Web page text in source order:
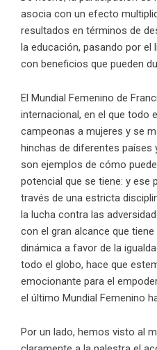
asocia con un efecto
resultados en términos de
la educación, pasando por
con beneficios que pueden
El Mundial Femenino de
internacional, en el que todo
campeonas a mujeres y se
hinchas de diferentes países
son ejemplos de cómo
potencial que se tiene: y ese
través de una estricta
la lucha contra las
con el gran alcance que
dinámica a favor de la
todo el globo, hace que
emocionante para el
el último Mundial Femenino
Por un lado, hemos visto al